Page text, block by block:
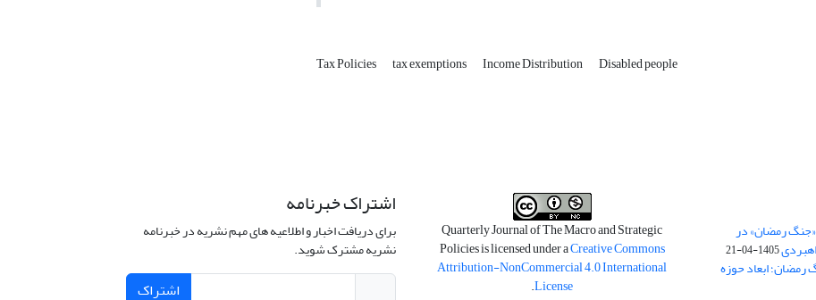
Tax Policies tax exemptions Income Distribution Disabled people
«جنگ رمضان» در
1405-04-21
رمضان؛ ابعاد حوزه
Quarterly Journal of The Macro and Strategic
Policies is licensed under aCreative Commons
Attribution-NonCommercial 4.0 International
License
.
اشتراک خبرنامه
برای دریافت اخبار و اطلاعیه های مهم نشریه در خبرنامه
نشریه مشترک شوید.
اشتراک